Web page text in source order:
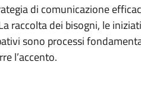
di comunicazione
raccolta dei bisogni, le
sono processi
l’accento.